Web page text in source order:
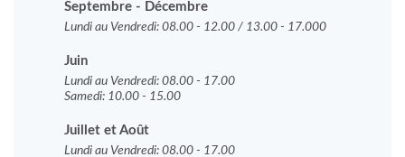
Septembre - Décembre
Lundi au Vendredi: 08.00 - 12.00 / 13.00 - 17.000
Juin
Lundi au Vendredi: 08.00 - 17.00
Samedi: 10.00 - 15.00
Juillet et Août
Lundi au Vendredi: 08.00 - 17.00